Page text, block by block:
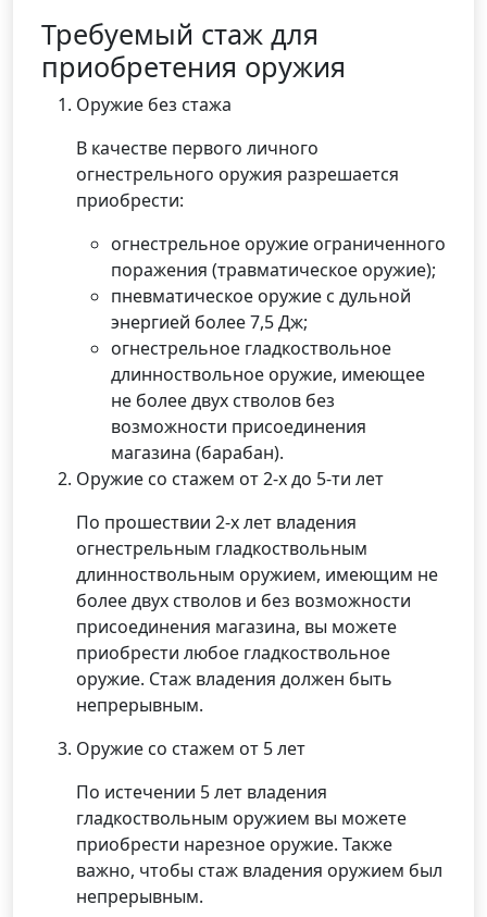
Требуемый стаж для
приобретения оружия
Оружие без стажа
В качестве первого личного
огнестрельного оружия разрешается
приобрести:
огнестрельное оружие ограниченного
поражения (травматическое оружие);
пневматическое оружие с дульной
энергией более 7,5 Дж;
огнестрельное гладкоствольное
длинноствольное оружие, имеющее
не более двух стволов без
возможности присоединения
магазина (барабан).
Оружие со стажем от 2-х до 5-ти лет
По прошествии 2-х лет владения
огнестрельным гладкоствольным
длинноствольным оружием, имеющим не
более двух стволов и без возможности
присоединения магазина, вы можете
приобрести любое гладкоствольное
оружие. Стаж владения должен быть
непрерывным.
Оружие со стажем от 5 лет
По истечении 5 лет владения
гладкоствольным оружием вы можете
приобрести нарезное оружие. Также
важно, чтобы стаж владения оружием был
непрерывным.